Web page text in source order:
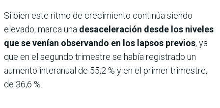
Si bien este ritmo de crecimiento continúa siendo
elevado, marca una desaceleración desde los niveles
que se venían observando en los lapsos previos, ya
que en el segundo trimestre se había registrado un
aumento interanual de 55,2 % y en el primer trimestre,
de 36,6 %.